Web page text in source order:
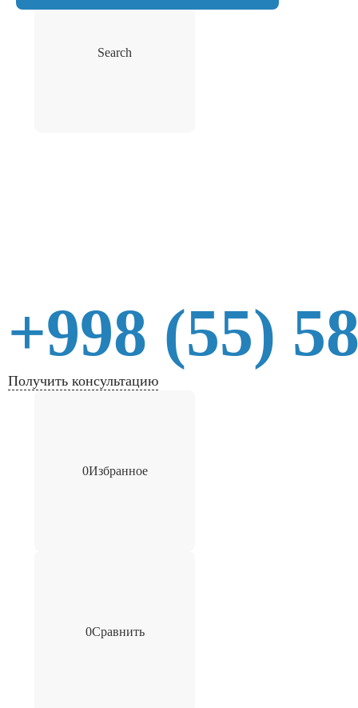
Search
+998 (55)
Получить консультацию
0Избранное
0Сравнить